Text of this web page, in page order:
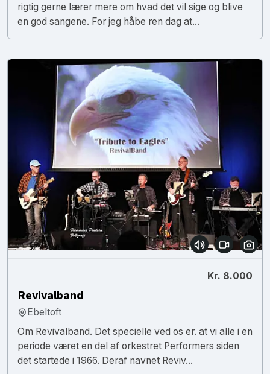
rigtig gerne lærer mere om hvad det vil sige og blive
en god sangene. For jeg håbe ren dag at...
Kr. 8.000
Revivalband
Ebeltoft
Om Revivalband. Det specielle ved os er. at vi alle i en
periode været en del af orkestret Performers siden
det startede i 1966. Deraf navnet Reviv...